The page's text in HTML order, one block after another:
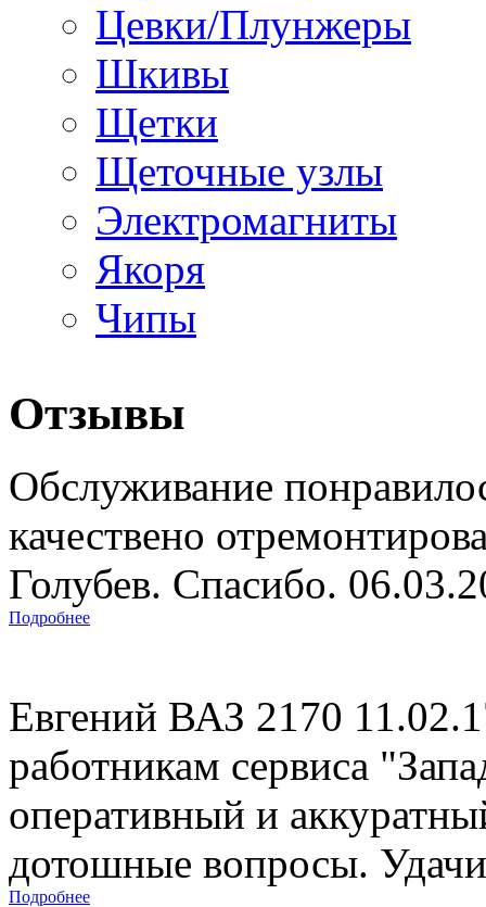
Цевки/Плунжеры
Шкивы
Щетки
Щеточные узлы
Электромагниты
Якоря
Чипы
Отзывы
Обслуживание
качествено
Голубев. Спасибо.
Подробнее
Евгений ВАЗ 2170
работникам сервиса
оперативный и
дотошные вопросы. Удачи
Подробнее